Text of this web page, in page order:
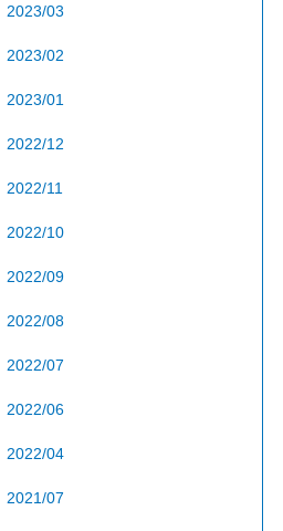
2023/03
2023/02
2023/01
2022/12
2022/11
2022/10
2022/09
2022/08
2022/07
2022/06
2022/04
2021/07